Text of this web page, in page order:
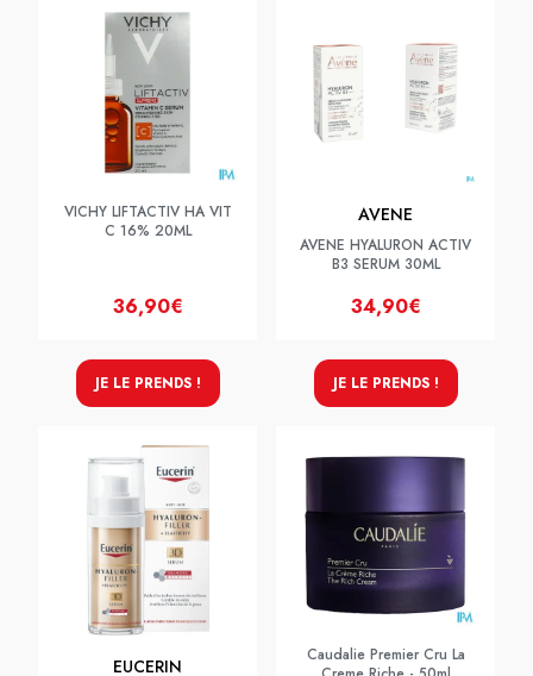
VICHY LIFTACTIV HA VIT
C 16% 20ML
36,90€
JE LE PRENDS !
AVENE
AVENE HYALURON ACTIV
B3 SERUM 30ML
34,90€
JE LE PRENDS !
EUCERIN
Caudalie Premier Cru La